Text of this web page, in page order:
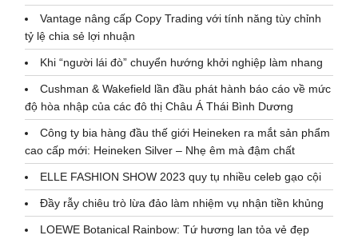
Vantage nâng cấp Copy Trading với tính năng tùy chỉnh
tỷ lệ chia sẻ lợi nhuận
Khi “người lái đò” chuyển hướng khởi nghiệp làm nhang
Cushman & Wakefield lần đầu phát hành báo cáo về mức
độ hòa nhập của các đô thị Châu Á Thái Bình Dương
Công ty bia hàng đầu thế giới Heineken ra mắt sản phẩm
cao cấp mới: Heineken Silver – Nhẹ êm mà đậm chất
ELLE FASHION SHOW 2023 quy tụ nhiều celeb gạo cội
Đầy rẫy chiêu trò lừa đảo làm nhiệm vụ nhận tiền khủng
LOEWE Botanical Rainbow: Tứ hương lan tỏa vẻ đẹp